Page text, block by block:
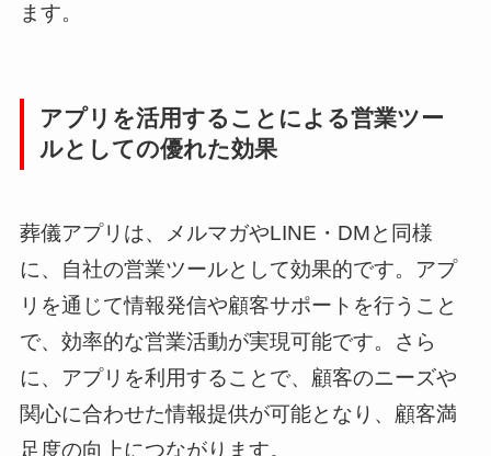
ます。
アプリを活用することによる営業ツー
ルとしての優れた効果
葬儀アプリは、メルマガやLINE・DMと同様
に、自社の営業ツールとして効果的です。アプ
リを通じて情報発信や顧客サポートを行うこと
で、効率的な営業活動が実現可能です。さら
に、アプリを利用することで、顧客のニーズや
関心に合わせた情報提供が可能となり、顧客満
足度の向上につながります。